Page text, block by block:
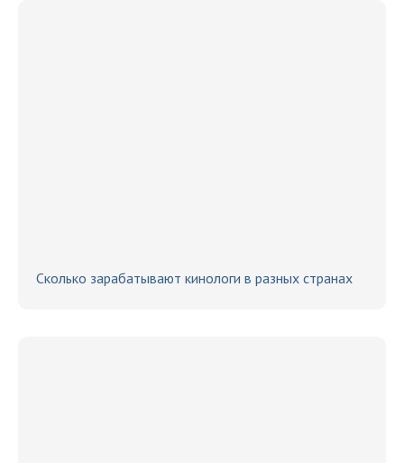
Сколько зарабатывают кинологи в разных странах